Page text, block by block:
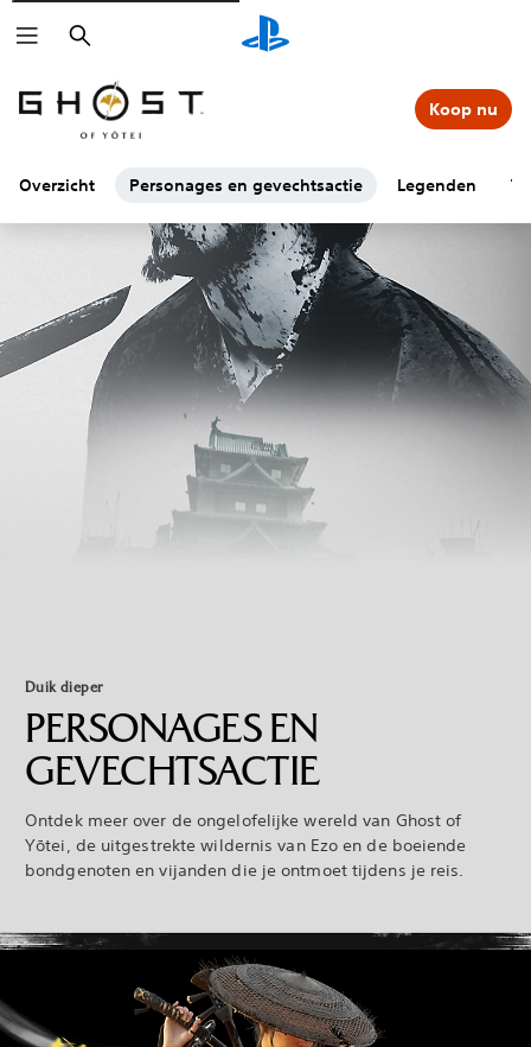
Zoeken
Overzicht Personages en gevechtsactie Legenden
Koop nu
Duik dieper
PERSONAGES EN
GEVECHTSACTIE
Ontdek meer over de ongelofelijke wereld van Ghost of
Yōtei, de uitgestrekte wildernis van Ezo en de boeiende
bondgenoten en vijanden die je ontmoet tijdens je reis.